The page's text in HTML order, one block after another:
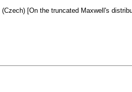
(Czech) [On the truncated Maxwell's